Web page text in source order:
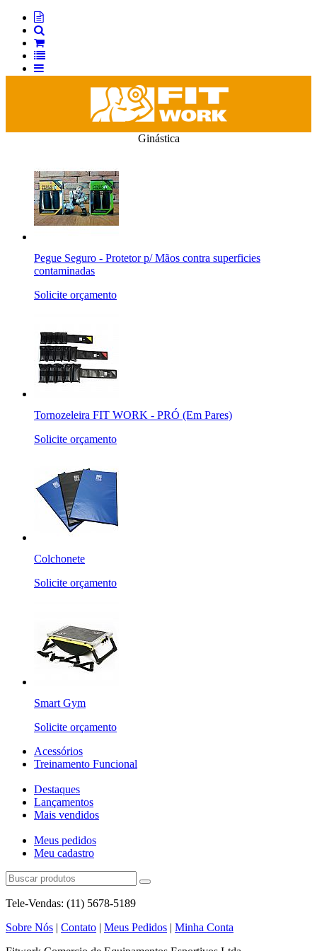
Ginástica
Pegue Seguro - Protetor p/ Mãos contra superficies
contaminadas
Solicite orçamento
Tornozeleira FIT WORK - PRÓ (Em Pares)
Solicite orçamento
Colchonete
Solicite orçamento
Smart Gym
Solicite orçamento
Acessórios
Treinamento Funcional
Destaques
Lançamentos
Mais vendidos
Meus pedidos
Meu cadastro
Tele-Vendas: (11) 5678-5189
Sobre Nós | Contato | Meus Pedidos | Minha Conta